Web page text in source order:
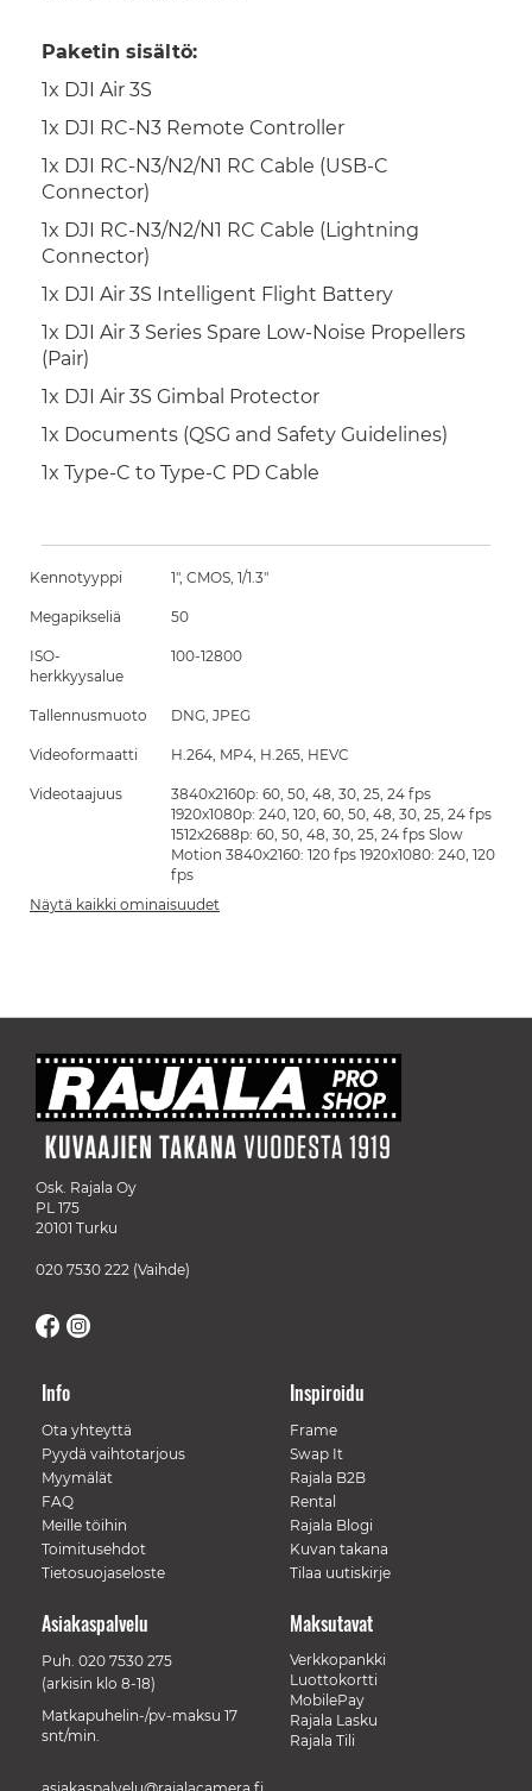
Paketin sisältö:
1x DJI Air 3S
1x DJI RC-N3 Remote Controller
1x DJI RC-N3/N2/N1 RC Cable (USB-C
Connector)
1x DJI RC-N3/N2/N1 RC Cable (Lightning
Connector)
1x DJI Air 3S Intelligent Flight Battery
1x DJI Air 3 Series Spare Low-Noise Propellers
(Pair)
1x DJI Air 3S Gimbal Protector
1x Documents (QSG and Safety Guidelines)
1x Type-C to Type-C PD Cable
Kennotyyppi 1", CMOS, 1/1.3"
Megapikseliä 50
ISO-
herkkyysalue
100-12800
Tallennusmuoto DNG, JPEG
Videoformaatti H.264, MP4, H.265, HEVC
Videotaajuus
3840x2160p: 60, 50, 48, 30, 25, 24 fps
1920x1080p: 240, 120, 60, 50, 48, 30, 25, 24 fps
1512x2688p: 60, 50, 48, 30, 25, 24 fps Slow
Motion 3840x2160: 120 fps 1920x1080: 240, 120
fps
Näytä kaikki ominaisuudet
Osk. Rajala Oy
PL 175
20101 Turku
020 7530 222 (Vaihde)
Info
Ota yhteyttä
Pyydä vaihtotarjous
Myymälät
FAQ
Meille töihin
Toimitusehdot
Tietosuojaseloste
Inspiroidu
Frame
Swap It
Rajala B2B
Rental
Rajala Blogi
Kuvan takana
Tilaa uutiskirje
Maksutavat
Verkkopankki
Luottokortti
MobilePay
Rajala Lasku
Rajala Tili
Asiakaspalvelu
Puh. 020 7530 275
(arkisin klo 8-18)
Matkapuhelin-/pv-maksu 17
snt/min.